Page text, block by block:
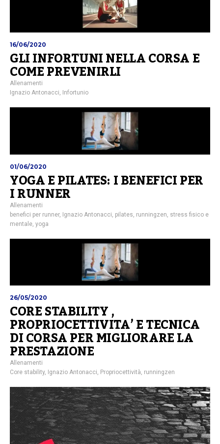
16/06/2020
GLI INFORTUNI NELLA CORSA E
COME PREVENIRLI
Allenamenti
Ignazio Antonacci, Infortunio
01/06/2020
YOGA E PILATES: I BENEFICI PER
I RUNNER
Allenamenti
benefici per runner, Ignazio Antonacci pilates runningzen stress fisico e
mentale yoga
26/05/2020
CORE STABILITY ,
PROPRIOCETTIVITA’ E TECNICA
DI CORSA PER MIGLIORARE LA
PRESTAZIONE
Allenamenti
Core stability, Ignazio Antonacci, Propriocettività, runningzen